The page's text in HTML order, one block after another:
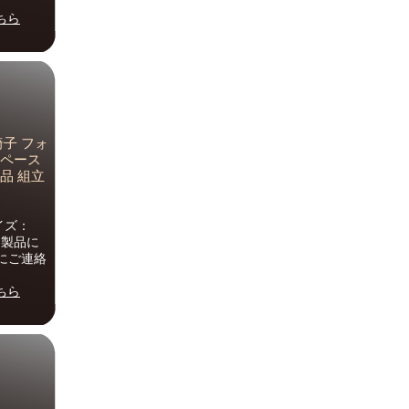
ら
フォ
ース
組立
：
品に
ご連絡
ら